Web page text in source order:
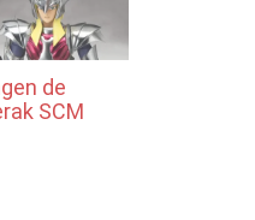
de
SCM